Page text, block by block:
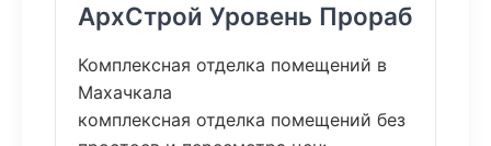
АрхСтрой Уровень Прораб
Комплексная отделка помещений в
Махачкала
комплексная отделка помещений без